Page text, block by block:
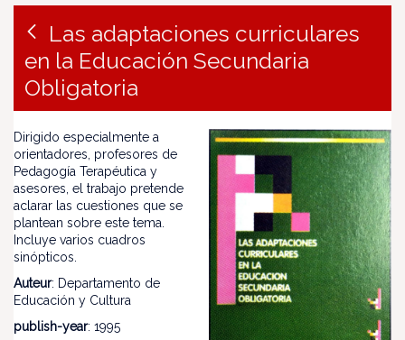
Las adaptaciones curriculares
en la Educación Secundaria
Obligatoria
Dirigido especialmente a
orientadores, profesores de
Pedagogía Terapéutica y
asesores, el trabajo pretende
aclarar las cuestiones que se
plantean sobre este tema.
Incluye varios cuadros
sinópticos.
Auteur: Departamento de
Educación y Cultura
publish-year: 1995